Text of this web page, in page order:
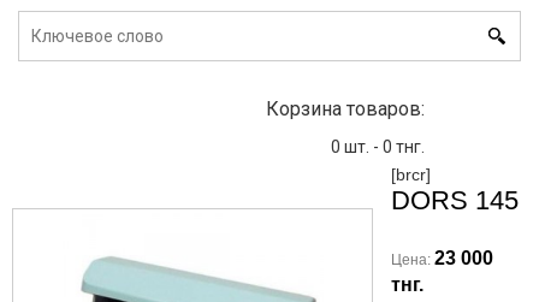
Корзина товаров:
0 шт. - 0 тнг.
[brcr]
DORS 145
Цена: 23 000
тнг.